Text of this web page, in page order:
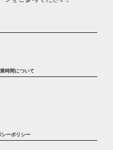
時間について
ーポリシー